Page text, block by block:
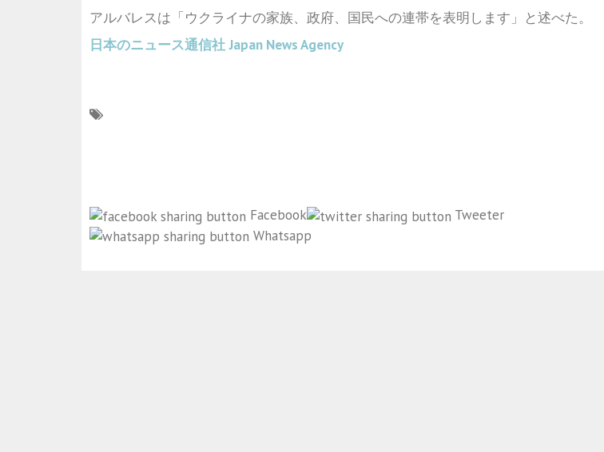
アルバレスは「ウクライナの家族、政府、国民への連帯を表明します」と述べた。
日本のニュース通信社 Japan News Agency
Facebook
Tweeter
Whatsapp